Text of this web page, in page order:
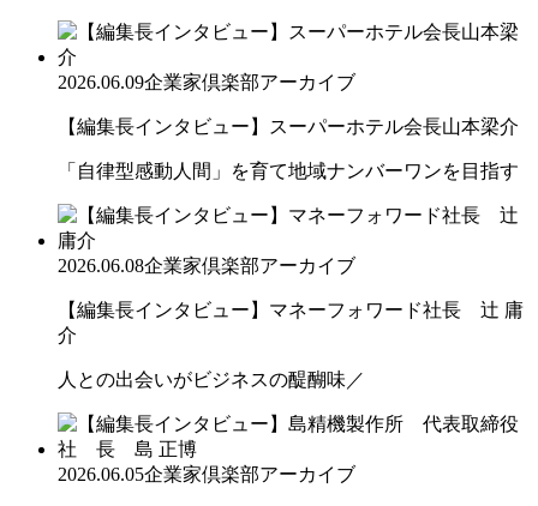
2026.06.09企業家倶楽部アーカイブ
【編集長インタビュー】スーパーホテル会長山本梁介
「自律型感動人間」を育て地域ナンバーワンを目指す
2026.06.08企業家倶楽部アーカイブ
【編集長インタビュー】マネーフォワード社長 辻 庸
介
人との出会いがビジネスの醍醐味／
2026.06.05企業家倶楽部アーカイブ